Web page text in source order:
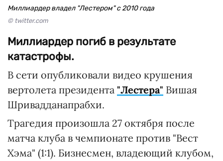
Миллиардер владел "Лестером" с 2010 года
© twitter.com
Миллиардер погиб в результате
катастрофы.
В сети опубликовали видео крушения
вертолета президента "Лестера" Вишая
Шривадданапрабхи.
Трагедия произошла 27 октября после
матча клуба в чемпионате против "Вест
Хэма" (1:1). Бизнесмен, владеющий клубом,